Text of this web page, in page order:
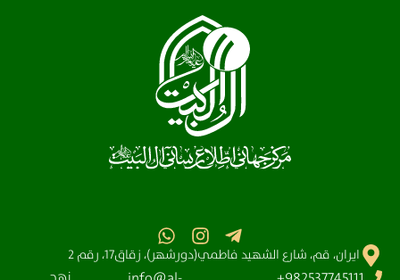
ايران، قم، شارع الشهيد فاطمي(دورشهر)، زقاق17، رقم 2